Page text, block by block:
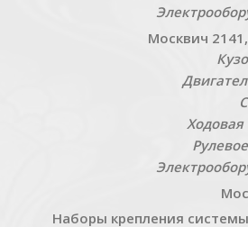
Москвич
Ходовая
Наборы крепления системы